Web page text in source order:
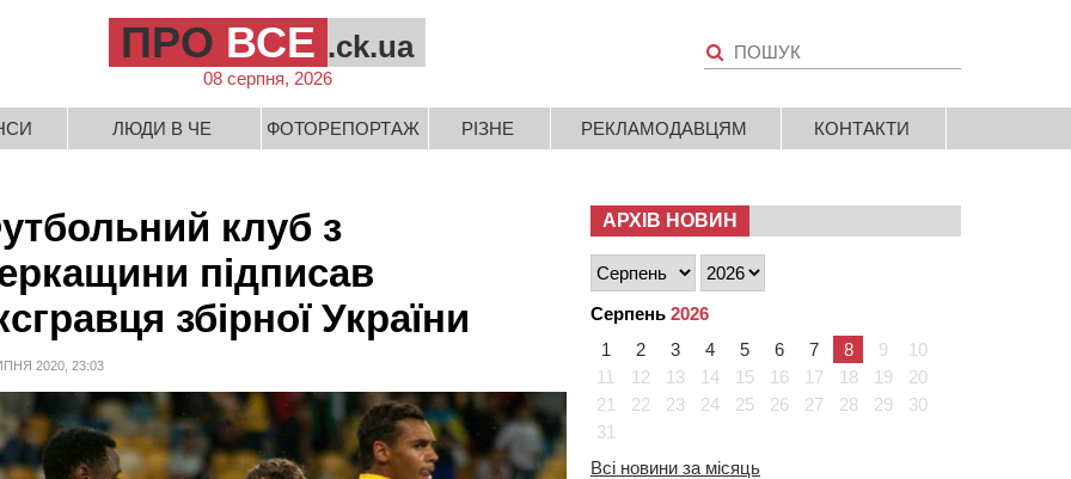
ПРО ВСЕ .ck.ua
08 серпня, 2026
ЛЮДИ В ЧЕ ФОТОРЕПОРТАЖ РІЗНЕ РЕКЛАМОДАВЦЯМ КОНТАКТИ
клуб з
підписав
збірної України
2020, 23:03
АРХІВ НОВИН
Серпень 2026
1
2 3 4 5 6 7 8 9
10
11
12 13 14 15 16 17 18 19
20
21
22 23 24 25 26 27 28 29
30
31
Всі новини за місяць